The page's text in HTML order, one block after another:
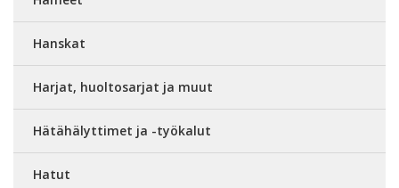
Hanskat
Harjat, huoltosarjat ja muut
Hätähälyttimet ja -työkalut
Hatut